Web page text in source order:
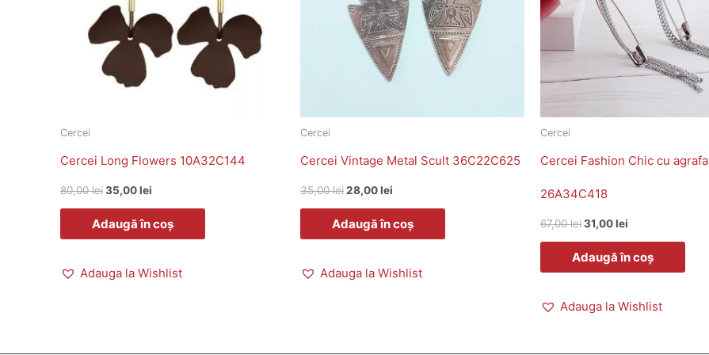
Cercei
Cercei Long Flowers 10A32C144
80,00lei35,00lei
Adaugă în coș
Adauga la Wishlist
Cercei
Cercei Vintage Metal Scult 36C22C625
35,00lei28,00lei
Adaugă în coș
Adauga la Wishlist
Cercei
Cercei Fashion Chic cu agrafa
26A34C418
67,00lei31,00lei
Adaugă în coș
Adauga la Wishlist